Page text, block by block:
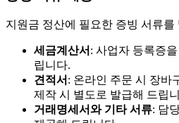
지원금 정산에 필요한 증빙 서류를
세금계산서 : 사업자 등록증
립니다.
견적서 : 온라인 주문 시 장바
제작 시 별도로 발급해 드립
거래명세서와 기타 서류: 담